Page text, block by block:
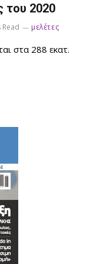
του 2020
Read μελέτες
στα 288 εκατ.